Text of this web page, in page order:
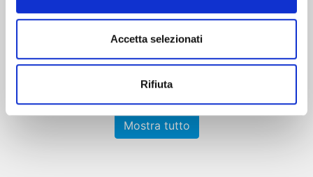
Accetta selezionati
Rifiuta
€ 6,50
Mostra tutto